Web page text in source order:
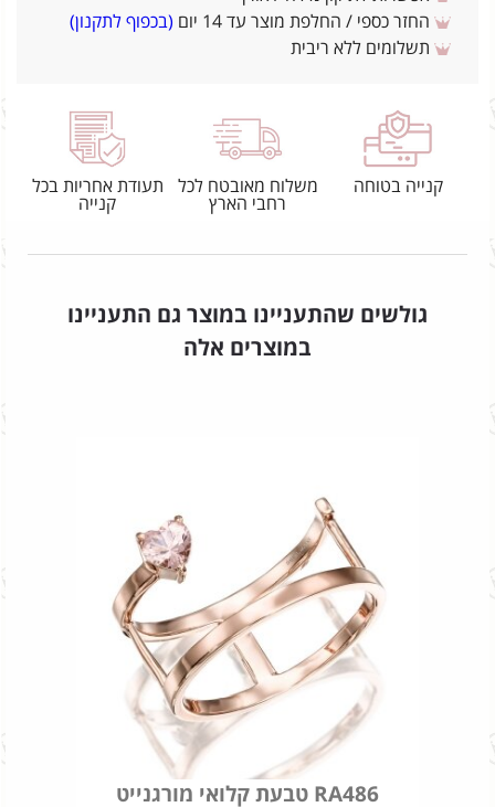
החזר כספי / החלפת מוצר עד 14 יום
(בכפוף לתקנון)
תשלומים ללא ריבית
קנייה בטוחה
משלוח מאובטח לכל
רחבי הארץ
תעודת אחריות בכל
קנייה
גולשים שהתעניינו במוצר גם התעניינו
במוצרים אלה
טבעת קלואי מורגנייט RA486